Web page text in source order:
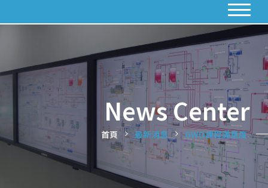
News Center
首頁 最新消息 GWO課程滿意度